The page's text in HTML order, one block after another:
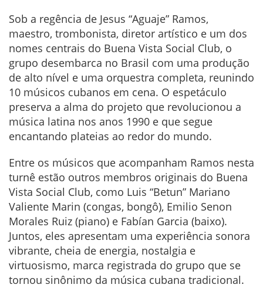
Sob a regência de Jesus “Aguaje” Ramos,
maestro, trombonista, diretor artístico e um dos
nomes centrais do Buena Vista Social Club, o
grupo desembarca no Brasil com uma produção
de alto nível e uma orquestra completa, reunindo
10 músicos cubanos em cena. O espetáculo
preserva a alma do projeto que revolucionou a
música latina nos anos 1990 e que segue
encantando plateias ao redor do mundo.
Entre os músicos que acompanham Ramos nesta
turnê estão outros membros originais do Buena
Vista Social Club, como Luis “Betun” Mariano
Valiente Marin (congas, bongô), Emilio Senon
Morales Ruiz (piano) e Fabían Garcia (baixo).
Juntos, eles apresentam uma experiência sonora
vibrante, cheia de energia, nostalgia e
virtuosismo, marca registrada do grupo que se
tornou sinônimo da música cubana tradicional.